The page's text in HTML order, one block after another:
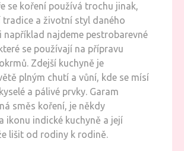
se koření používá trochu jinak,
tradice a životní styl daného
například najdeme pestrobarevné
se používají na přípravu
Zdejší kuchyně je
plným chutí a vůní, kde se mísí
a pálivé prvky. Garam
směs koření, je někdy
ikonu indické kuchyně a její
lišit od rodiny k rodině.